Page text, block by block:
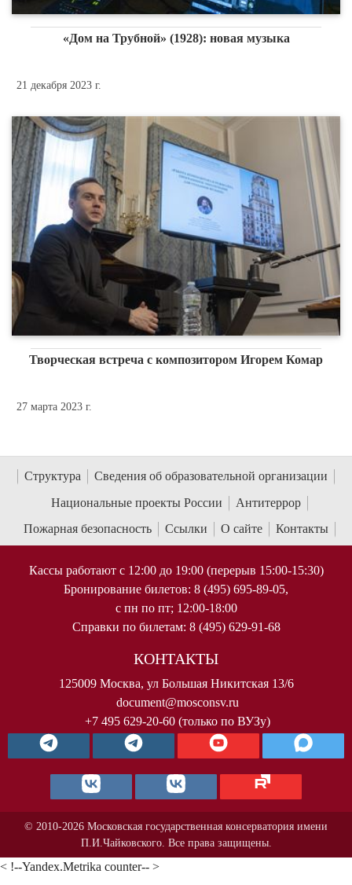
«Дом на Трубной» (1928): новая музыка
21 декабря 2023 г.
Творческая встреча с композитором Игорем Комар
27 марта 2023 г.
Структура
Сведения об образовательной организации
Национальные проекты России
Антитеррор
Пожарная безопасность
Ссылки О сайте Контакты
Кассы работают с 12:00 до 19:00 (перерыв 15:00-15:30)
Бронирование билетов: 8 (495) 695-89-05,
с пн по пт; 12:00-18:00
Справки по билетам: 8 (495) 629-91-68
КОНТАКТЫ
125009 Москва, ул Большая Никитская 13/6
document@mosconsv.ru
+7 495 629-20-60 (только по ВУЗу)
© 2010-2026 Московская государственная консерватория имени
П.И.Чайковского. Все права защищены.
< !--Yandex.Metrika counter-- >